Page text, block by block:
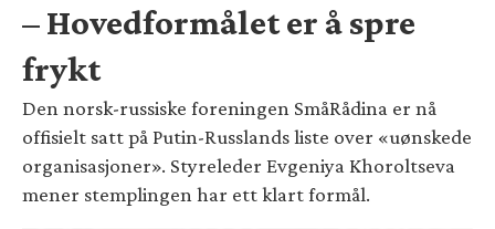
– Hovedformålet er å spre
frykt
Den norsk-russiske foreningen SmåRådina er nå
offisielt satt på Putin-Russlands liste over «uønskede
organisasjoner». Styreleder Evgeniya Khoroltseva
mener stemplingen har ett klart formål.